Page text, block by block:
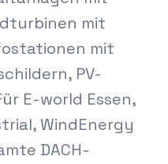
mit
mit
PV-
E-world Essen,
WindEnergy
DACH-